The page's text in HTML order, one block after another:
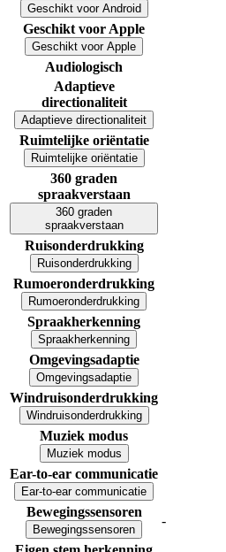
Geschikt voor Android
Geschikt voor Apple
Geschikt voor Apple
Audiologisch
Adaptieve
directionaliteit
Adaptieve directionaliteit
Ruimtelijke oriëntatie
Ruimtelijke oriëntatie
360 graden
spraakverstaan
360 graden
spraakverstaan
Ruisonderdrukking
Ruisonderdrukking
Rumoeronderdrukking
Rumoeronderdrukking
Spraakherkenning
Spraakherkenning
Omgevingsadaptie
Omgevingsadaptie
Windruisonderdrukking
Windruisonderdrukking
Muziek modus
Muziek modus
Ear-to-ear communicatie
Ear-to-ear communicatie
Bewegingssensoren
Bewegingssensoren
-